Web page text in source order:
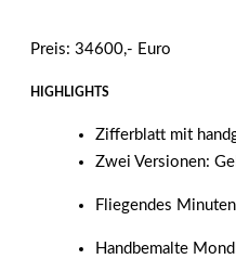
Preis: 34600,- Euro
HIGHLIGHTS
Zifferblatt mit
Zwei Versionen:
Fliegendes
Handbemalte